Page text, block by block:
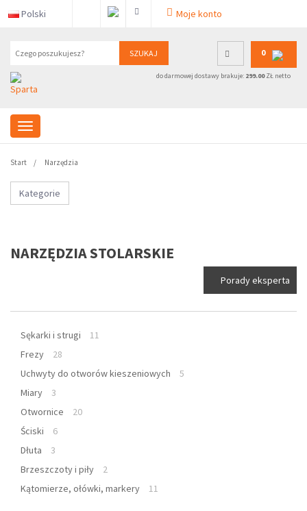
Polski Moje konto
SZUKAJ 0
do darmowej dostawy brakuje: 299.00ZŁ netto
Start Narzędzia
Kategorie
NARZĘDZIA STOLARSKIE
Porady eksperta
Sękarki i strugi
11
Frezy
28
Uchwyty do otworów kieszeniowych
5
Miary
3
Otwornice
20
Ściski
6
Dłuta
3
Brzeszczoty i piły
2
Kątomierze, ołówki, markery
11